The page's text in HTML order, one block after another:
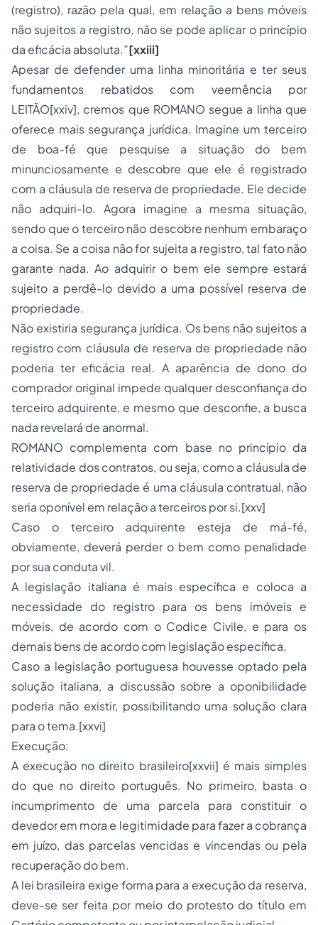
(registro), razão pela qual, em relação a bens móveis
não sujeitos a registro, não se pode aplicar o princípio
da eficácia absoluta.”[xxiii]
Apesar de defender uma linha minoritária e ter seus
fundamentos rebatidos com veemência por
LEITÃO[xxiv], cremos que ROMANO segue a linha que
oferece mais segurança jurídica. Imagine um terceiro
de boa-fé que pesquise a situação do bem
minunciosamente e descobre que ele é registrado
com a cláusula de reserva de propriedade. Ele decide
não adquiri-lo. Agora imagine a mesma situação,
sendo que o terceiro não descobre nenhum embaraço
a coisa. Se a coisa não for sujeita a registro, tal fato não
garante nada. Ao adquirir o bem ele sempre estará
sujeito a perdê-lo devido a uma possível reserva de
propriedade.
Não existiria segurança jurídica. Os bens não sujeitos a
registro com cláusula de reserva de propriedade não
poderia ter eficácia real. A aparência de dono do
comprador original impede qualquer desconfiança do
terceiro adquirente, e mesmo que desconfie, a busca
nada revelará de anormal.
ROMANO complementa com base no princípio da
relatividade dos contratos, ou seja, como a cláusula de
reserva de propriedade é uma cláusula contratual, não
seria oponível em relação a terceiros por si.[xxv]
Caso o terceiro adquirente esteja de má-fé,
obviamente, deverá perder o bem como penalidade
por sua conduta vil.
A legislação italiana é mais específica e coloca a
necessidade do registro para os bens imóveis e
móveis, de acordo com o Codice Civile, e para os
demais bens de acordo com legislação específica.
Caso a legislação portuguesa houvesse optado pela
solução italiana, a discussão sobre a oponibilidade
poderia não existir, possibilitando uma solução clara
para o tema.[xxvi]
Execução:
A execução no direito brasileiro[xxvii] é mais simples
do que no direito português. No primeiro, basta o
incumprimento de uma parcela para constituir o
devedor em mora e legitimidade para fazer a cobrança
em juízo, das parcelas vencidas e vincendas ou pela
recuperação do bem.
A lei brasileira exige forma para a execução da reserva,
deve-se ser feita por meio do protesto do título em